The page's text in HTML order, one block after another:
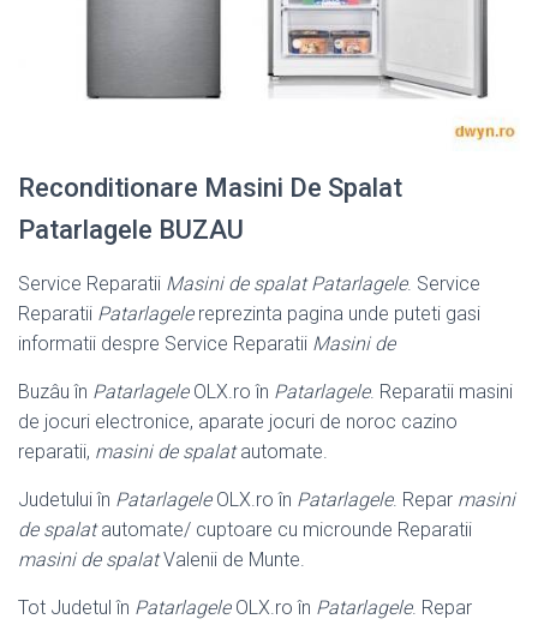
Reconditionare Masini De Spalat
Patarlagele BUZAU
Service Reparatii Masini de spalat Patarlagele. Service
Reparatii Patarlagelereprezinta pagina unde puteti gasi
informatii despre Service Reparatii Masini de
Buzâu în PatarlageleOLX.ro în Patarlagele. Reparatii masini
de jocuri electronice, aparate jocuri de noroc cazino
reparatii, masini de spalatautomate.
Judetului în PatarlageleOLX.ro în Patarlagele. Repar masini
de spalatautomate/ cuptoare cu microunde Reparatii
masini de spalatValenii de Munte.
Tot Judetul în PatarlageleOLX.ro în Patarlagele. Repar